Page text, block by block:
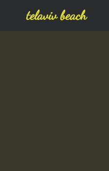
telaviv beach